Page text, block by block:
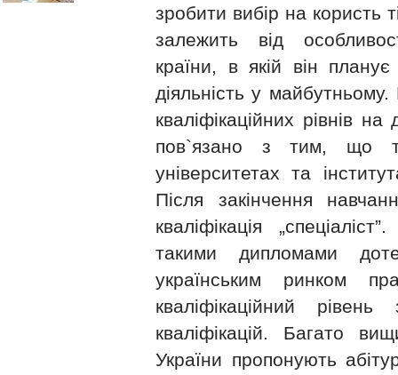
зробити вибір на користь
залежить від
країни, в якій він
діяльність у
кваліфікаційних рівнів
пов`язано з тим, що
університетах та
Після закінчення
кваліфікація
такими дипломами
українським ринком
кваліфікаційний
кваліфікацій. Багато
України пропонують